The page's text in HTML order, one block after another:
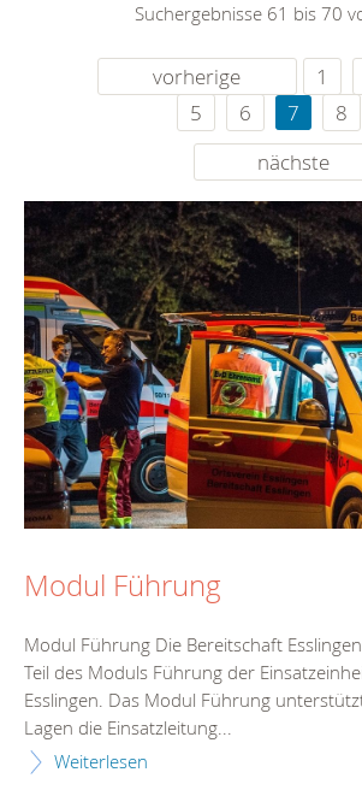
Suchergebnisse 61 bis 70
vorherige 1
5
6 7 8
nächste
Modul Führung
Modul Führung Die Bereitschaft
Teil des Moduls Führung der
Esslingen. Das Modul Führung
Lagen die Einsatzleitung...
Weiterlesen